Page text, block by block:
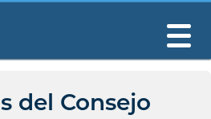
del Consejo